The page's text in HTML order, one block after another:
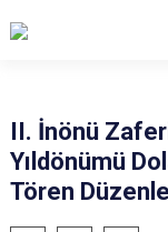
Alpu
II. İnönü
Yıldönümü
Tören